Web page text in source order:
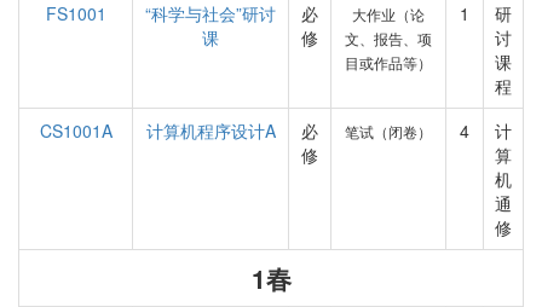
FS1001
“科学与社会”研讨
课
必
修
大作业（论
文、报告、项
目或作品等）
1
研
讨
课
程
CS1001A
计算机程序设计A
必
修
笔试（闭卷） 4
计
算
机
通
修
1春